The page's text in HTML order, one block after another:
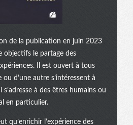
de la publication en juin 2023
objectifs le partage des
Il est ouvert à tous
d’une autre s’intéressent à
s’adresse à des êtres humains ou
en particulier.
qu’enrichir l’expérience des